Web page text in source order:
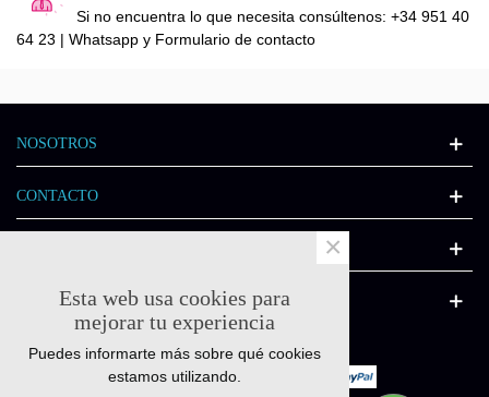
Si no encuentra lo que necesita consúltenos: +34 951 40
64 23 | Whatsapp y Formulario de contacto
NOSOTROS
CONTACTO
CATÁLOGOEsta web usa cookies para
mejorar tu experiencia
Puedes informarte más sobre qué cookies
estamos utilizando.
×